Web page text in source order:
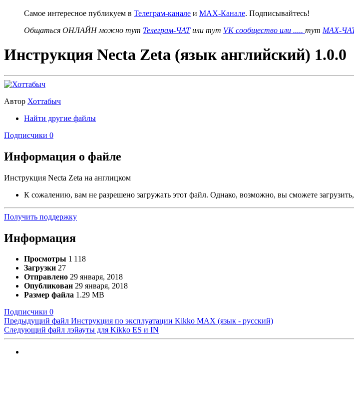
Самое интересное публикуем в Телеграм-канале и MAX-Канале. Подписывайтесь!
Общаться ОНЛАЙН можно тут Телеграм-ЧАТили тут VK сообщество или ..... тут MAX-
Инструкция Necta Zeta (язык английский) 1.0.0
Автор Хоттабыч
Найти другие файлы
Подписчики 0
Информация о файле
Инструкция Necta Zeta на англицком
К сожалению, вам не разрешено загружать этот файл. Однако, возможно, вы сможете загрузить,
Получить поддержку
Информация
Просмотры 1 118
Загрузки 27
Отправлено 29 января, 2018
Опубликован 29 января, 2018
Размер файла 1.29 MB
Подписчики 0
Предыдущий файл Инструкция по эксплуатации Kikko MAX (язык - русский)
Следующий файл лэйауты для Kikko ES и IN